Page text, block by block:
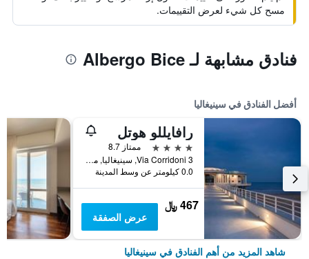
مسح كل شيء لعرض التقييمات.
فنادق مشابهة لـ Albergo Bice
أفضل الفنادق في سينيغاليا
رافايللو هوتل
4 نجوم
ممتاز 8.7
Via Corridoni 3, سينيغاليا, مقاطعة أنكونا, إيطاليا
0.0 كيلومتر عن وسط المدينة
467 ﷼
عرض الصفقة
شاهد المزيد من أهم الفنادق في سينيغاليا